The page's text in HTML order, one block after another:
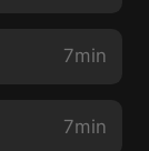
7min
7min